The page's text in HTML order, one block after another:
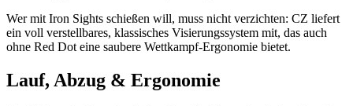
Wer mit Iron Sights schießen will, muss nicht verzichten: CZ liefert
ein voll verstellbares, klassisches Visierungssystem mit, das auch
ohne Red Dot eine saubere Wettkampf-Ergonomie bietet.
Lauf, Abzug & Ergonomie